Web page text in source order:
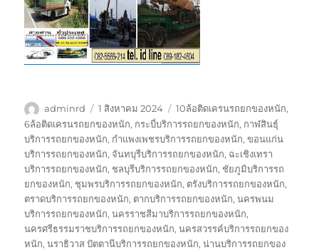
ผู้
เขียน
adminrd
เขียน
เมื่อ
1 สิงหาคม 2024
ป้าย
กำกับ
10ล้อติดเครนรถยกของหนัก,
6ล้อติดเครนรถยกของหนัก, กระบี่บริการรถยกของหนัก, กาฬสินธุ์
บริการรถยกของหนัก, กำแพงเพชรบริการรถยกของหนัก,ขอนแก่น
บริการรถยกของหนัก, จันทบุรีบริการรถยกของหนัก, ฉะเชิงเทรา
บริการรถยกของหนัก, ชลบุรีบริการรถยกของหนัก, ชัยภูมิบริการรถ
ยกของหนัก, ชุมพรบริการรถยกของหนัก, ตรังบริการรถยกของหนัก,
ตราดบริการรถยกของหนัก, ตากบริการรถยกของหนัก,นครพนม
บริการรถยกของหนัก,นครราชสีมาบริการรถยกของหนัก,
นครศรีธรรมราชบริการรถยกของหนัก,นครสวรรค์บริการรถยกของ
หนัก,นราธิวาส ปัตตานีบริการรถยกของหนัก,น่านบริการรถยกของ